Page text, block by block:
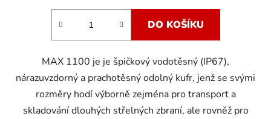
DO KOŠÍKU
MAX 1100 je je špičkový vodotěsný (IP67),
nárazuvzdorný a prachotěsný odolný kufr, jenž se svými
rozměry hodí výborně zejména pro transport a
skladování dlouhých střelných zbraní, ale rovněž pro